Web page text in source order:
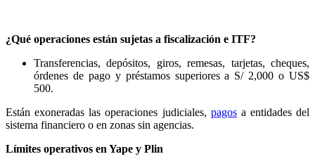
¿Qué operaciones están sujetas a fiscalización e ITF?
Transferencias, depósitos, giros, remesas, tarjetas, cheques,
órdenes de pago y préstamos superiores a S/ 2,000 o US$
500.
Están exoneradas las operaciones judiciales, pagosa entidades del
sistema financiero o en zonas sin agencias.
Límites operativos en Yape y Plin